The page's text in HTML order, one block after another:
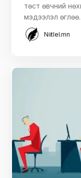
төст өвчний
мэдээлэл
Niitlel.mn